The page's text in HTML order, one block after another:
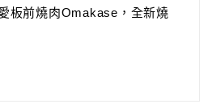
板前燒肉Omakase，全新燒